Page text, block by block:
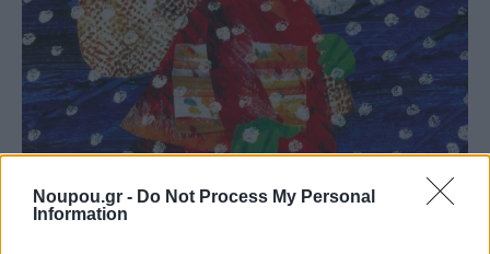
Noupou.gr - Do Not Process My Personal
Information